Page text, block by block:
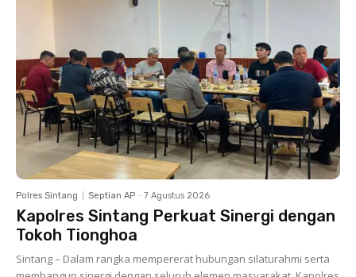
Polres Sintang Septian AP - 7 Agustus 2026
Kapolres Sintang Perkuat Sinergi dengan
Tokoh Tionghoa
Sintang – Dalam rangka mempererat hubungan silaturahmi serta